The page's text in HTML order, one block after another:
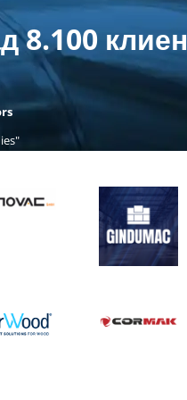
Профил на
Premium Professional
Ексклузивен настап:
нашата веб-страница.
можат да најдат
компанија.
Премиум
брза и стручна помош
експерти во Германија
8.100